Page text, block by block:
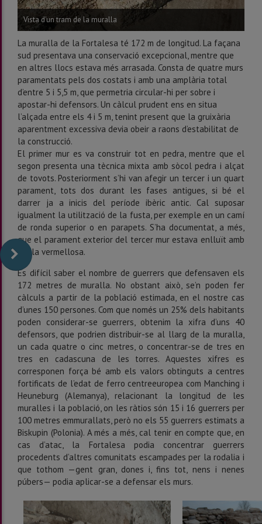
Vista d'un tram de la muralla
La muralla de la Fortalesa té 172 m de longitud. La façana
sud presentava una conservació excepcional, mentre que
en altres llocs estava més arrasada. Consta de quatre murs
paramentats pels dos costats i amb una amplària total
d’entre 5 i 5,5 m, que permetria circular-hi per sobre i
apostar-hi defensors. Un càlcul prudent ens en situa
l’alçada entre els 4 i 5 m, tenint present que la gruixària
aparentment excessiva devia obeir a raons d’estabilitat de
la construcció.
El primer mur es va construir tot en pedra, mentre que el
segon presenta una tècnica mixta amb sòcol pedra i alçat
de tovots. Posteriorment s’hi van afegir un tercer i un quart
parament, tots dos durant les fases antigues, si bé el
darrer ja a inicis del període ibèric antic. Cal suposar
igualment la utilització de la fusta, per exemple en un camí
de ronda superior o en parapets. S’ha documentat, a més,
que el parament exterior del tercer mur estava enlluït amb
argila vermellosa.
Es difícil saber el nombre de guerrers que defensaven els
172 metres de muralla. No obstant això, se’n poden fer
càlculs a partir de la població estimada, en el nostre cas
d’unes 150 persones. Com que només un 25% dels habitants
poden considerar-se guerrers, obtenim la xifra d’uns 40
defensors, que podrien distribuir-se al llarg de la muralla,
un cada quatre o cinc metres, o concentrar-se de tres en
tres en cadascuna de les torres. Aquestes xifres es
corresponen força bé amb els valors obtinguts a centres
fortificats de l’edat de ferro centreeuropea com Manching i
Heuneburg (Alemanya), relacionant la longitud de les
muralles i la població, on les ràtios són 15 i 16 guerrers per
100 metres emmurallats, però no els 55 guerrers estimats a
Biskupin (Polonia). A més a més, cal tenir en compte que, en
cas d’atac, la Fortalesa podia concentrar guerrers
procedents d’altres comunitats escampades per la rodalia i
que tothom —gent gran, dones i, fins tot, nens i nenes
púbers— podia aplicar-se a defensar els murs.